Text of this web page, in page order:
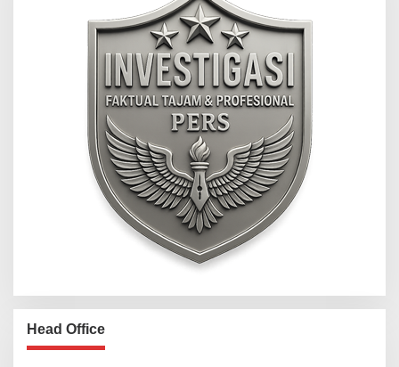
Head Office